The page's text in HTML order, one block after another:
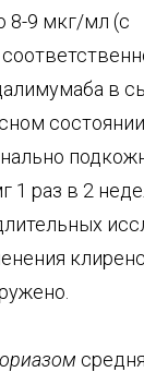
8-9 мкг/мл (с
в
1 раз в 2